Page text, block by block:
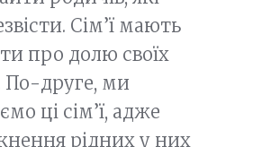
Сім’ї мають
про долю своїх
По-друге, ми
ці сім’ї, адже
рідних у них